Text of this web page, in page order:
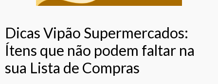
Dicas Vipão Supermercados:
Ítens que não podem faltar na
sua Lista de Compras